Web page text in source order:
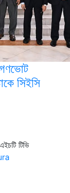
গণভোট
সিইসি
টিভি